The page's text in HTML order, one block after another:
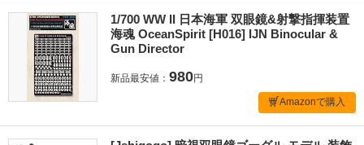
1/700 WW II 日本海軍 双眼鏡&射撃指揮装置
海魂 OceanSpirit [H016] IJN Binocular &
Gun Director
新品最安値： 980円
Amazonで購入